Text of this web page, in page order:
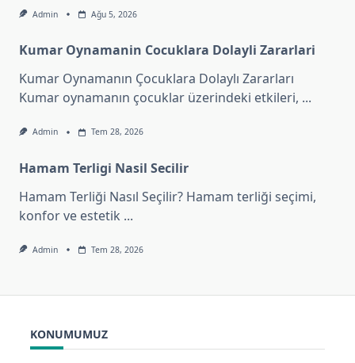
Admin Ağu 5, 2026
Kumar Oynamanin Cocuklara Dolayli Zararlari
Kumar Oynamanın Çocuklara Dolaylı Zararları
Kumar oynamanın çocuklar üzerindeki etkileri, ...
Admin Tem 28, 2026
Hamam Terligi Nasil Secilir
Hamam Terliği Nasıl Seçilir? Hamam terliği seçimi,
konfor ve estetik ...
Admin Tem 28, 2026
KONUMUMUZ